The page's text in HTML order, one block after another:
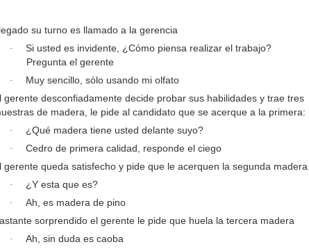
su turno es llamado a la gerencia
·
Si usted es invidente, ¿Cómo piensa realizar el trabajo?
Pregunta el gerente
·
Muy sencillo, sólo usando mi olfato
gerente desconfiadamente decide probar sus habilidades y trae tres
de madera, le pide al candidato que se acerque a la primera:
· ¿Qué madera tiene usted delante suyo?
·
Cedro de primera calidad, responde el ciego
gerente queda satisfecho y pide que le acerquen la segunda madera
· ¿Y esta que es?
·
Ah, es madera de pino
sorprendido el gerente le pide que huela la tercera madera
·
Ah, sin duda es caoba